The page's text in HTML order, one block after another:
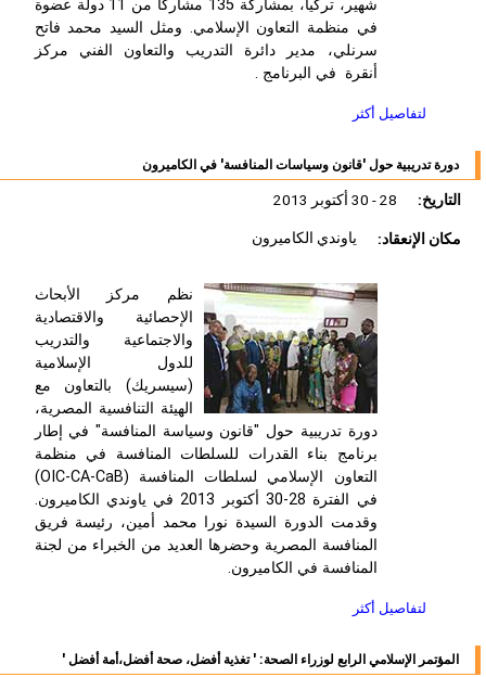
شهير، تركيا، بمشاركة 135 مشاركا من 11 دولة عضوة
في منظمة التعاون الإسلامي. ومثل السيد محمد فاتح
سرنلي، مدير دائرة التدريب والتعاون الفني مركز
أنقرة في البرنامج .
لتفاصيل أكثر
دورة تدريبية حول 'قانون وسياسات المنافسة' في الكاميرون
التاريخ:
مكان الإنعقاد:
ياوندي الكاميرون
نظم مركز الأبحاث
الإحصائية والاقتصادية
والاجتماعية والتدريب
للدول الإسلامية
(سيسريك) بالتعاون مع
الهيئة التنافسية المصرية،
دورة تدريبية حول "قانون وسياسة المنافسة" في إطار
برنامج بناء القدرات للسلطات المنافسة في منظمة
التعاون الإسلامي لسلطات المنافسة (OIC-CA-CaB)
في الفترة 28-30 أكتوبر 2013 في ياوندي الكاميرون.
وقدمت الدورة السيدة نورا محمد أمين، رئيسة فريق
المنافسة المصرية وحضرها العديد من الخبراء من لجنة
المنافسة في الكاميرون.
لتفاصيل أكثر
المؤتمر الإسلامي الرابع لوزراء الصحة: ' تغذية أفضل، صحة أفضل،أمة أفضل '